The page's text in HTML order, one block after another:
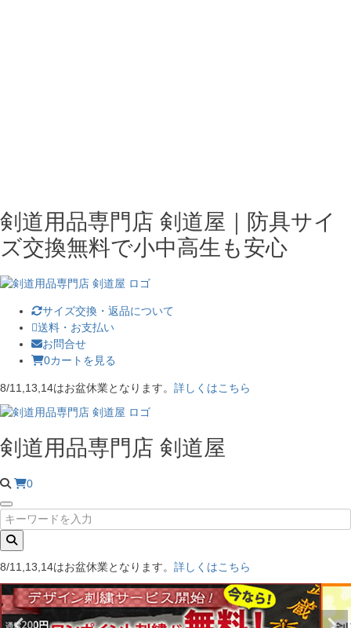
剣道用品専門店 剣道屋｜防具サイ
ズ交換無料で小中高生も安心
サイズ交換・返品について
送料・お支払い
お問合せ
0カートを見る
8/11,13,14はお盆休業となります。 詳しくはこちら
剣道用品専門店 剣道屋
0
8/11,13,14はお盆休業となります。 詳しくはこちら